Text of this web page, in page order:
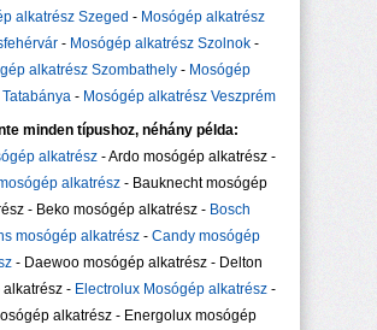
alkatrész Szeged - Mosógép alkatrész
- Mosógép alkatrész Szolnok -
alkatrész Szombathely - Mosógép
- Mosógép alkatrész Veszprém
minden típushoz, néhány példa:
alkatrész- Ardo mosógép alkatrész -
alkatrész - Bauknecht mosógép
- Beko mosógép alkatrész - Bosch
mosógép alkatrész - Candy mosógép
- Daewoo mosógép alkatrész - Delton
- Electrolux Mosógép alkatrész -
alkatrész - Energolux mosógép